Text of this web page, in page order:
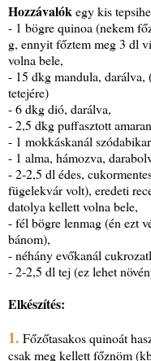
Hozzávalókegy kis
- 1 bögre quinoa (nekem
g, ennyit főztem meg 3 dl
volna bele,
- 15 dkg mandula, darálva,
tetejére)
- 6 dkg dió, darálva,
- 2,5 dkg puffasztott
- 1 mokkáskanál
- 1 alma, hámozva,
- 2-2,5 dl édes,
fügelekvár volt), eredeti
datolya kellett volna bele,
- fél bögre lenmag (én ezt
bánom),
- néhány evőkanál
- 2-2,5 dl tej (ez lehet
Elkészítés:
1. Főzőtasakos quinoát
csak meg kellett főznöm